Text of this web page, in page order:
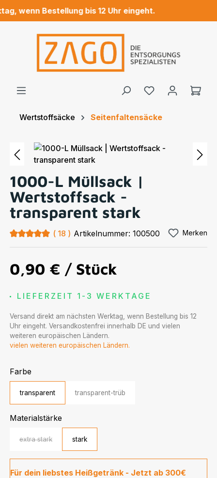
Zum Hauptinhalt springen
wenn Bestellung bis 12 Uhr eingeht.
Wertstoffsäcke Seitenfaltensäcke
Bildergalerie überspringen
1000-L Müllsack |
Wertstoffsack -
transparent stark
Durchschnittliche Bewertung von 5 von 5 Sternen
18 Artikelnummer:100500 Merken
0,90 € / Stück
LIEFERZEIT 1-3 WERKTAGE
Versand direkt am nächsten Werktag, wenn Bestellung bis 12
Uhr eingeht. Versandkostenfrei innerhalb DE und vielen
weiteren europäischen Ländern.
vielen weiteren europäischen Ländern.
Farbeauswählen
transparent transparent-trüb
Materialstärkeauswählen
extra stark stark
Für dein liebstes Heißgetränk - Jetzt ab 300€